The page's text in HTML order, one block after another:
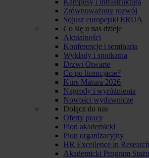
Zrównoważony rozwój
Sojusz europejski ERUA
Co się u nas dzieje
Aktualności
Konferencje i seminaria
Wykłady i spotkania
Drzwi Otwarte
Co po licencjacie?
Kurs Matura 2026
Nagrody i wyróżnienia
Nowości wydawnicze
Dołącz do nas
Oferty pracy
Pion akademicki
Pion organizacyjny
HR Excellence in Research
Akademicki Program